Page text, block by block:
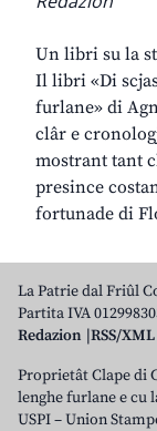
Un libri su la
Il libri «Di
furlane» di
clâr e
mostrant tant
presince
fortunade di
La Patrie dal Friûl
Partita IVA
Redazion RSS/XML
Proprietât Clape di
lenghe furlane e cu
USPI – Union